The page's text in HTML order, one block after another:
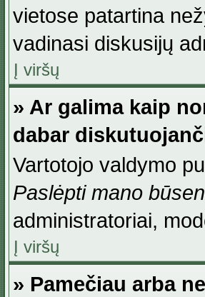
vietose patartina
vadinasi diskusijų
Į viršų
» Ar galima kaip
dabar
Vartotojo valdymo
Paslėpti mano
administratoriai,
Į viršų
» Pamečiau arba